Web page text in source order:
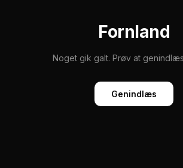
Fornland
Noget gik galt. Prøv at
Genindlæs